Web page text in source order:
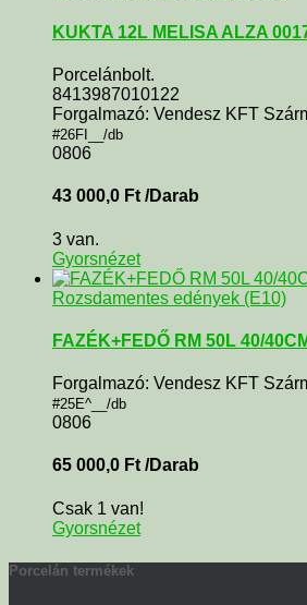
KUKTA 12L MELISA ALZA
Porcelánbolt.
8413987010122
Forgalmazó: Vendesz KFT
#26FI__/db
0806
43 000,0 Ft /Darab
3 van.
Gyorsnézet
Rozsdamentes edények (E10)
FAZÉK+FEDŐ RM 50L 40/
Forgalmazó: Vendesz KFT
#25E^__/db
0806
65 000,0 Ft /Darab
Csak 1 van!
Gyorsnézet
Porcelán termékek